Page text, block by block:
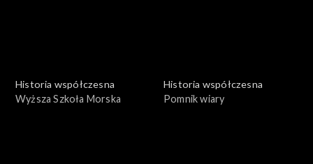
Historia współczesna
Wyższa Szkoła Morska
Historia współczesna
Pomnik wiary